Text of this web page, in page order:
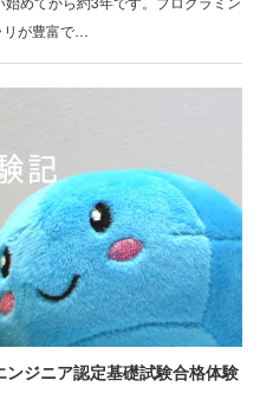
リが豊富で…
ジニア認定基礎試験合格体験